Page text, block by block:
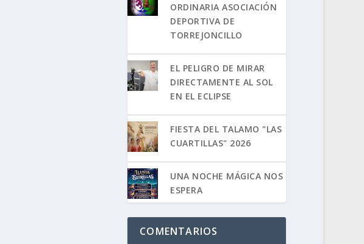
ORDINARIA ASOCIACIÓN
DEPORTIVA DE
TORREJONCILLO
EL PELIGRO DE MIRAR
DIRECTAMENTE AL SOL
EN EL ECLIPSE
FIESTA DEL TALAMO "LAS
CUARTILLAS" 2026
UNA NOCHE MÁGICA NOS
ESPERA
COMENTARIOS